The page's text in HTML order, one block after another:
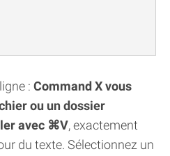
: Command X vous
ou un dossier
avec ⌘V, exactement
du texte. Sélectionnez un